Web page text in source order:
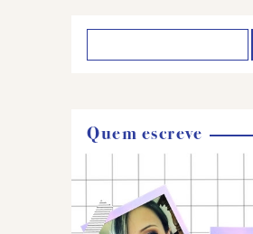
Quem escreve